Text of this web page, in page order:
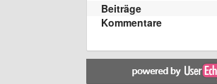
Beiträge
Kommentare